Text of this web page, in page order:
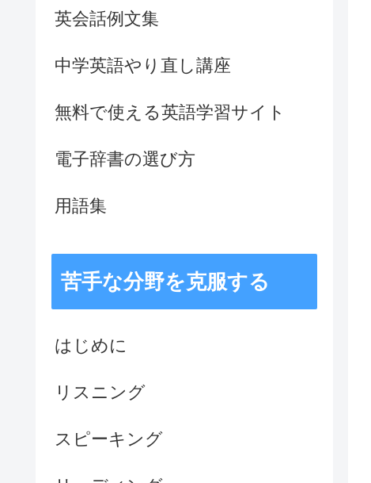
英会話例文集
中学英語やり直し講座
無料で使える英語学習サイト
電子辞書の選び方
用語集
苦手な分野を克服する
はじめに
リスニング
スピーキング